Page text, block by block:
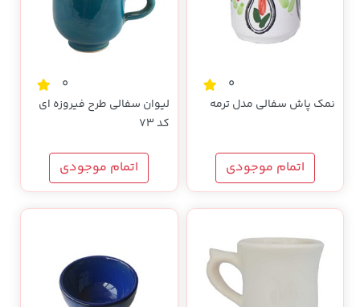
0
نمک پاش سفالی مدل ترمه
اتمام موجودی
0
لیوان سفالی طرح فیروزه ای
کد 73
اتمام موجودی